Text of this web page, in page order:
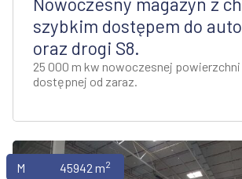
szybkim dostępem do
oraz drogi S8.
25 000 m kw nowoczesnej
dostępnej od zaraz.
Magazyny45942 m2